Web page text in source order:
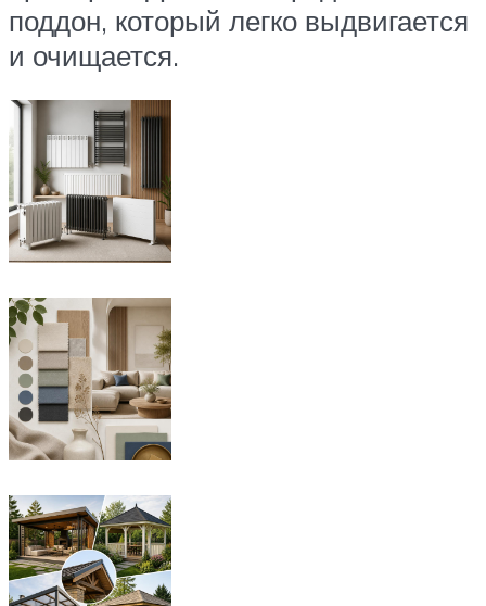
поддон, который легко выдвигается
и очищается.